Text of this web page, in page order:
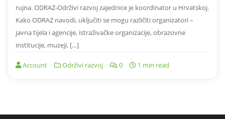
rujna. ODRAZ-Održivi razvoj zajednice je koordinator u Hrvatskoj.
Kako ODRAZ navodi, uključiti se mogu različiti organizatori –
javna tijela i agencije, istraživačke organizacije, obrazovne
institucije, muzeji, […]
Account Održivi razvoj 0 1 min read